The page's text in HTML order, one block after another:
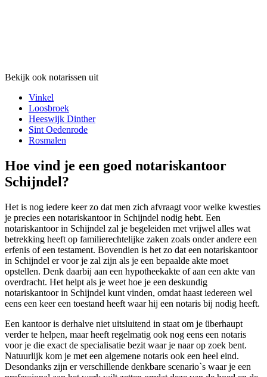
Bekijk ook notarissen uit
Vinkel
Loosbroek
Heeswijk Dinther
Sint Oedenrode
Rosmalen
Hoe vind je een goed notariskantoor
Schijndel?
Het is nog iedere keer zo dat men zich afvraagt voor welke kwesties
je precies een notariskantoor in Schijndel nodig hebt. Een
notariskantoor in Schijndel zal je begeleiden met vrijwel alles wat
betrekking heeft op familierechtelijke zaken zoals onder andere een
erfenis of een testament. Bovendien is het zo dat een notariskantoor
in Schijndel er voor je zal zijn als je een bepaalde akte moet
opstellen. Denk daarbij aan een hypotheekakte of aan een akte van
overdracht. Het helpt als je weet hoe je een deskundig
notariskantoor in Schijndel kunt vinden, omdat haast iedereen wel
eens een keer een toestand heeft waar hij een notaris bij nodig heeft.
Een kantoor is derhalve niet uitsluitend in staat om je überhaupt
verder te helpen, maar heeft regelmatig ook nog eens een notaris
voor je die exact de specialisatie bezit waar je naar op zoek bent.
Natuurlijk kom je met een algemene notaris ook een heel eind.
Desondanks zijn er verschillende denkbare scenario`s waar je een